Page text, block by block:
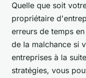
Quelle que soit
propriétaire
erreurs de temps
de la malchance si
entreprises à la
stratégies, vous